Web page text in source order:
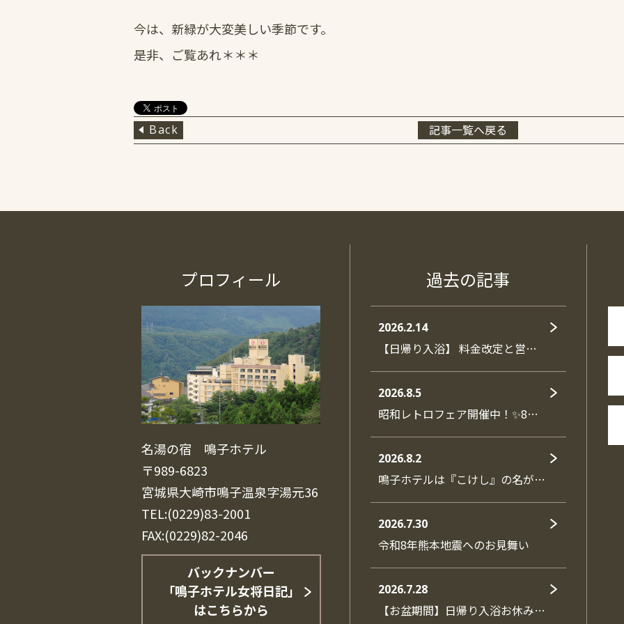
今は、新緑が大変美しい季節です。
是非、ご覧あれ＊＊＊
Back 記事一覧へ戻る
プロフィール
名湯の宿 鳴子ホテル
〒989-6823
宮城県大崎市鳴子温泉字湯元36
TEL:(0229)83-2001
FAX:(0229)82-2046
バックナンバー
「鳴子ホテル女将日記」
はこちらから
過去の記事
2026.2.14
【日帰り入浴】 料金改定と営…
2026.8.5
昭和レトロフェア開催中！✨8…
2026.8.2
鳴子ホテルは『こけし』の名が…
2026.7.30
令和8年熊本地震へのお見舞い
2026.7.28
【お盆期間】日帰り入浴お休み…